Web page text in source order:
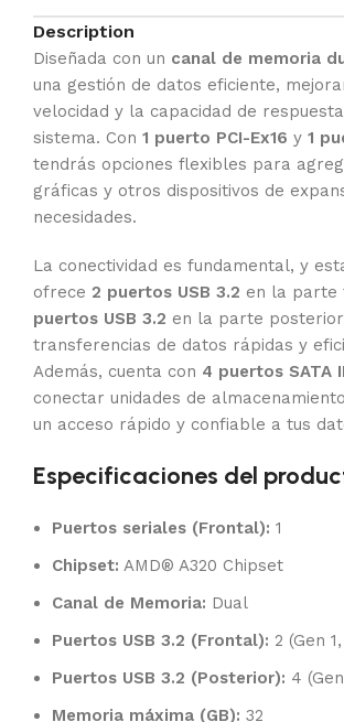
Description
Diseñada con un canal de memoria
una gestión de datos eficiente,
velocidad y la capacidad de
sistema. Con 1 puerto PCI-Ex16 y 1
tendrás opciones flexibles para
gráficas y otros dispositivos de
necesidades.
La conectividad es fundamental, y
ofrece 2 puertos USB 3.2 en la parte
puertos USB 3.2 en la parte
transferencias de datos rápidas y
Además, cuenta con 4 puertos SATA
conectar unidades de
un acceso rápido y confiable a tus
Especificaciones del
Puertos seriales (Frontal): 1
Chipset: AMD® A320 Chipset
Canal de Memoria: Dual
Puertos USB 3.2 (Frontal): 2 (Gen
Puertos USB 3.2 (Posterior): 4
Memoria máxima (GB): 32